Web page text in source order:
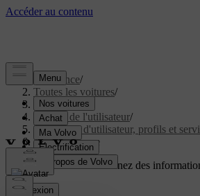
Assistance/
Toutes les voitures/
EC40 2027/
Manuel de l'utilisateur/
Comptes d'utilisateur, profils et
Aide d'urgence
Soutien personnaliséObtenez des
Connexion